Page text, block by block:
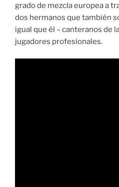
grado de mezcla europea a
dos hermanos que también
igual que él – canteranos de
jugadores profesionales.